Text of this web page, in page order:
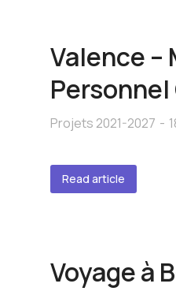
Valence –
Personnel
Projets 2021-2027
Read article
Voyage à